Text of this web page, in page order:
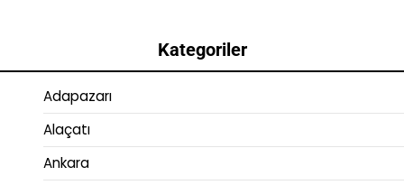
Kategoriler
Adapazarı
Alaçatı
Ankara